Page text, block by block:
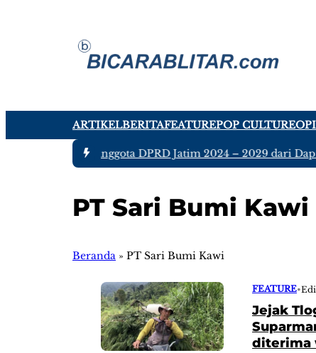
ARTIKELBERITAFEATUREPOP CULTURE
Ada tujuh Anggota DPRD Jatim 2024 – 2029 dari
PT Sari Bumi Kawi
Beranda » PT Sari Bumi Kawi
FEATURE•
Jejak
diterima